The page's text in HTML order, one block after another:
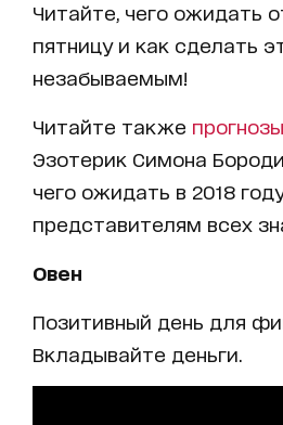
Читайте, чего ожидать
пятницу и как сделать
незабываемым!
Читайте также
Эзотерик Симона
чего ожидать в 2018
представителям всех
Овен
Позитивный день для
Вкладывайте деньги.